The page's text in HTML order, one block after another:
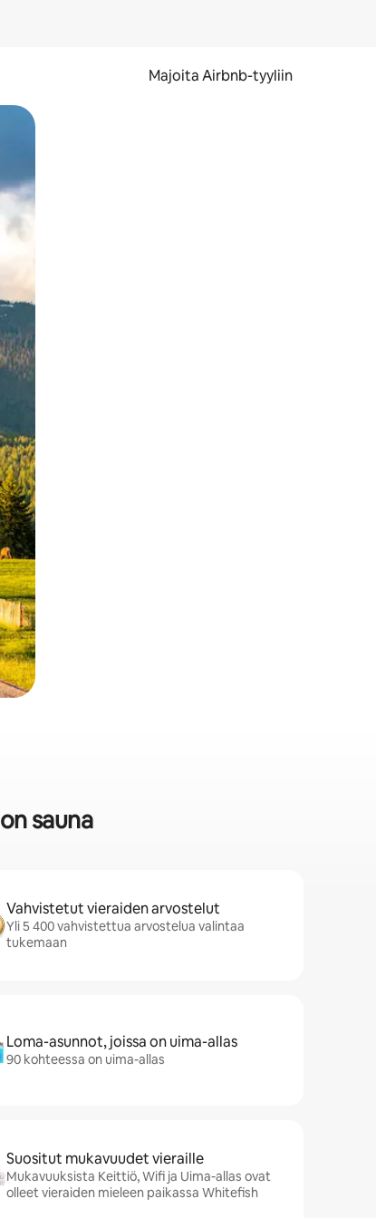
Majoita Airbnb-tyyliin
sauna
Vahvistetut vieraiden arvostelut
Yli 5 400 vahvistettua arvostelua valintaa
tukemaan
Loma-asunnot, joissa on uima-allas
90 kohteessa on uima-allas
Suositut mukavuudet vieraille
Mukavuuksista Keittiö, Wifi ja Uima-allas ovat
olleet vieraiden mieleen paikassa Whitefish